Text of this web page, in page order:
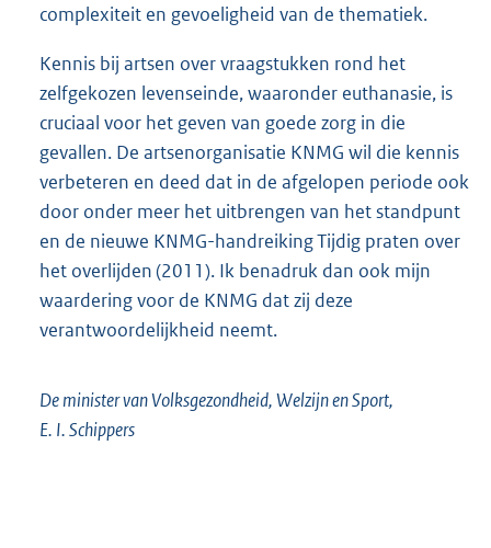
complexiteit en gevoeligheid van de thematiek.
Kennis bij artsen over vraagstukken rond het
zelfgekozen levenseinde, waaronder euthanasie, is
cruciaal voor het geven van goede zorg in die
gevallen. De artsenorganisatie KNMG wil die kennis
verbeteren en deed dat in de afgelopen periode ook
door onder meer het uitbrengen van het standpunt
en de nieuwe KNMG-handreiking Tijdig praten over
het overlijden (2011). Ik benadruk dan ook mijn
waardering voor de KNMG dat zij deze
verantwoordelijkheid neemt.
De minister van Volksgezondheid, Welzijn en Sport,
E. I. Schippers